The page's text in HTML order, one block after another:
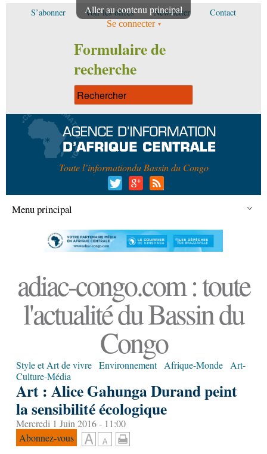
Aller au contenu principal
S’abonner Voir les offres Newsletter Contact
Se connecter
Formulaire de
recherche
Toute l’informationdu Bassin du Congo
Menu principal
adiac-congo.com : toute
l'actualité du Bassin du
Congo
Style et Art de vivre Environnement Afrique-Monde Art-
Culture-Média
Art : Alice Gahunga Durand peint
la sensibilité écologique
Mercredi 1 Juin 2016 - 11:00
Abonnez-vous